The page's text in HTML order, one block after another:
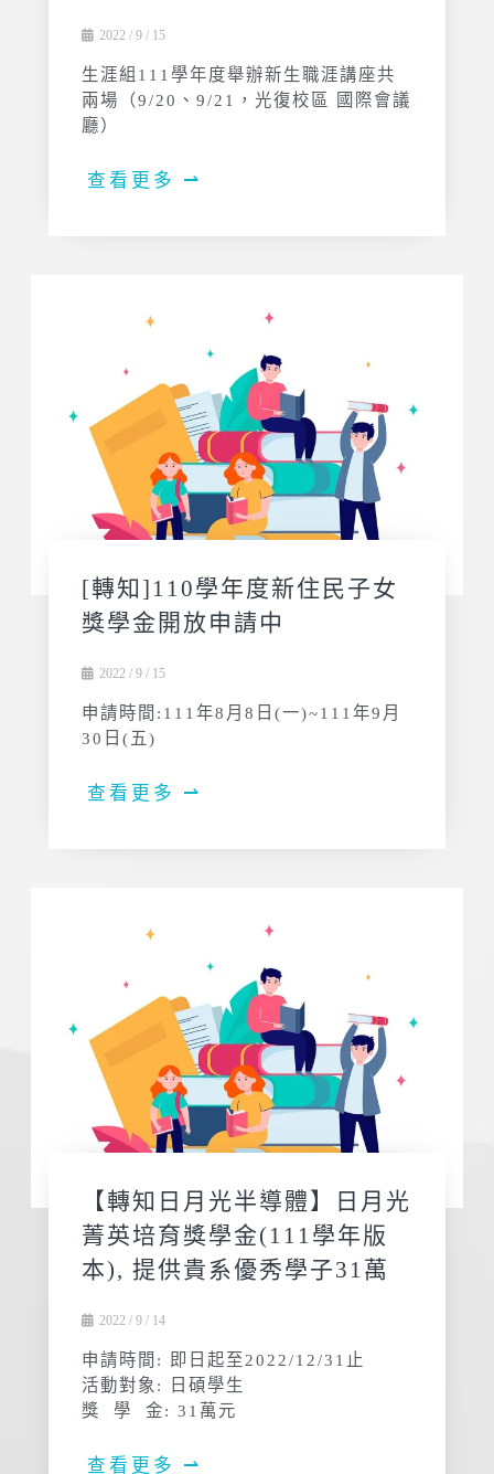
2022 / 9 / 15
生涯組111學年度舉辦新生職涯講座共
兩場（9/20、9/21，光復校區 國際會議
廳）
查看更多 ⇀
[轉知]110學年度新住民子女
獎學金開放申請中
2022 / 9 / 15
申請時間:111年8月8日(一)~111年9月
30日(五)
查看更多 ⇀
【轉知日月光半導體】日月光
菁英培育獎學金(111學年版
本), 提供貴系優秀學子31萬
2022 / 9 / 14
申請時間: 即日起至2022/12/31止
活動對象: 日碩學生
獎 學 金: 31萬元
查看更多 ⇀